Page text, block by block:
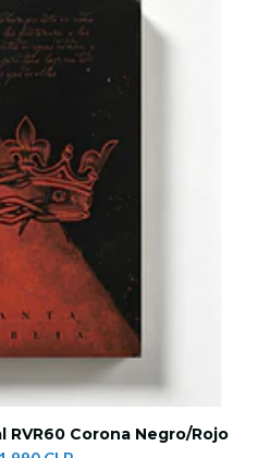
RVR60 Corona Negro/Rojo